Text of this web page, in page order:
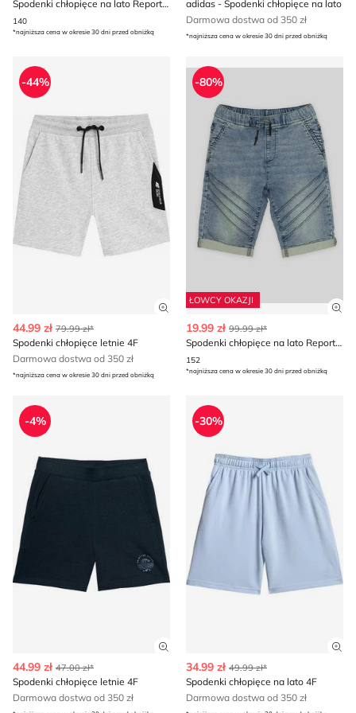
Spodenki chłopięce na lato Reporter
140
*najniższa cena w okresie 30 dni przed obniżką
adidas - Spodenki chłopięce na lato
Darmowa dostwa od 350 zł
*najniższa cena w okresie 30 dni przed obniżką
Spodenki chłopięce letnie 4F
-44%
Zobacz szczegóły produktu
44.99 zł 79.99 zł*
Spodenki chłopięce letnie 4F
Darmowa dostwa od 350 zł
*najniższa cena w okresie 30 dni przed obniżką
Spodenki chłopięce na lato
ŁOWCY OKAZJI
-80%
19.99 zł 99.99 zł*
Spodenki chłopięce na lato Reporter
152
*najniższa cena w okresie 30 dni przed obniżką
Spodenki chłopięce letnie 4F
-4%
Zobacz szczegóły produktu
44.99 zł 47.00 zł*
Spodenki chłopięce letnie 4F
Darmowa dostwa od 350 zł
Spodenki chłopięce na lato
-30%
34.99 zł 49.99 zł*
Spodenki chłopięce na lato 4F
Darmowa dostwa od 350 zł